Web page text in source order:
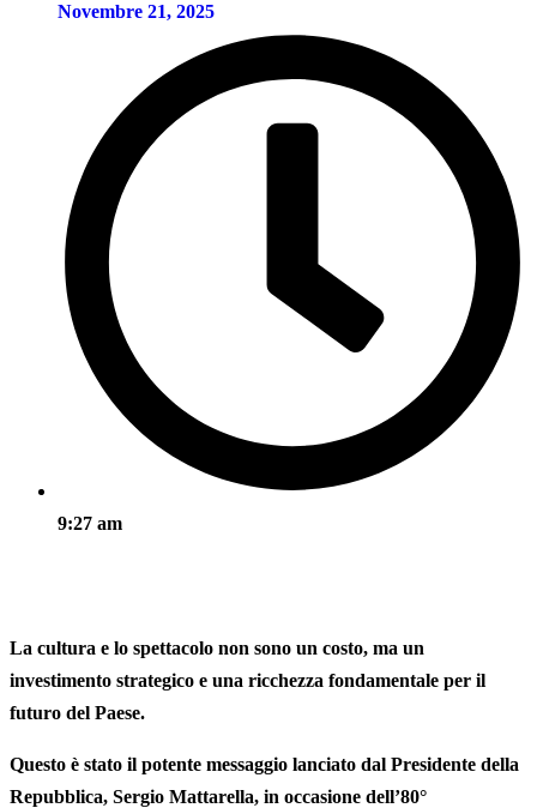
Novembre 21, 2025
9:27 am
La cultura e lo spettacolo non sono un costo, ma un
investimento strategico e una ricchezza fondamentale per il
futuro del Paese.
Questo è stato il potente messaggio lanciato dal Presidente della
Repubblica, Sergio Mattarella, in occasione dell’80°